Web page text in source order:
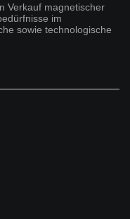
Verkauf magnetischer
im
sowie technologische